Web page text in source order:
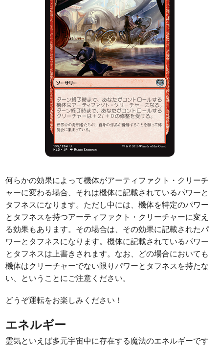
何らかの効果によって機体がアーティファクト・クリーチ
ャーに変わる場合、それは機体に記載されているパワーと
タフネスになります。ただし中には、機体を特定のパワー
とタフネスを持つアーティファクト・クリーチャーに変え
る効果もあります。その場合は、その効果に記載されたパ
ワーとタフネスになります。機体に記載されているパワー
とタフネスは上書きされます。なお、どの場合においても
機体はクリーチャーでない限りパワーとタフネスを持たな
い、ということにご注意ください。
どうぞ運転をお楽しみください！
エネルギー
霊気といえば多元宇宙中に存在する魔法のエネルギーです